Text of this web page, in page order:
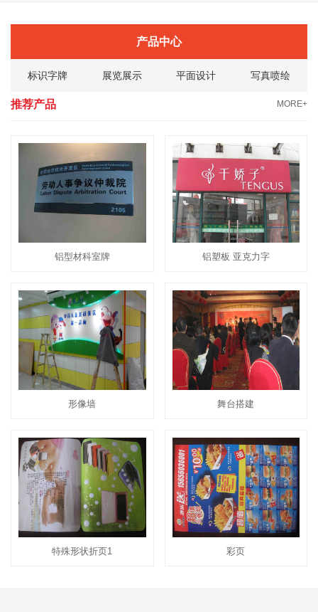
产品中心
标识字牌 展览展示 平面设计 写真喷绘
推荐产品 MORE+
铝型材科室牌 铝塑板 亚克力字
形像墙 舞台搭建
特殊形状折页1 彩页